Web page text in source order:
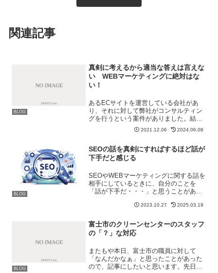
関連記事
BLOG
真剣に考えるから適当な答えは言えな
い WEBマーケティングに絶対はな
い！
あるECサイトを運営している会社があ
り、それに対して弊社がコンサルティン
グを行うという案件がありました。結果
として弊社が参加することはなかったの
ですが、ミーティングを行う上で伝え方
かに売り上げアップできそ...
2021.12.06 2024.06.08
BLOG
SEOの話を真剣にすればするほど話が
下手だと感じる
SEOやWEBマーケティングに関する話を
相手にしているときに、自分のことを
「話が下手だ・・・」と思うことがあり
くにはじめて話をする人に対して「全部
的に話が長くなってしま...
2023.10.27 2025.03.19
BLOG
富士市のクリーンセンターのスタッフ
の「？」な対応
またもや本日、富士市の職員に対して
「なんだかなぁ」と思ったことがあった
ので、記事にしたいと思います。先日の